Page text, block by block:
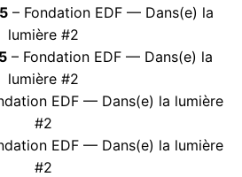
– Fondation EDF — Dans(e) la
lumière #2
– Fondation EDF — Dans(e) la
lumière #2
EDF — Dans(e) la lumière
#2
EDF — Dans(e) la lumière
#2